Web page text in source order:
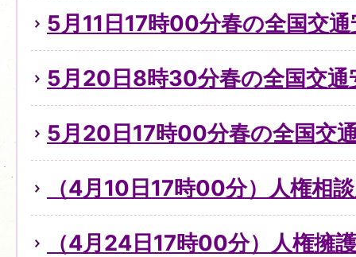
5月11日17時00分春の全国交
5月20日8時30分春の全国交通
5月20日17時00分春の全国交
（4月10日17時00分）人権相
（4月24日17時00分）人権擁